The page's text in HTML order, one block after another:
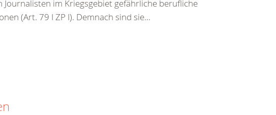
im Kriegsgebiet gefährliche berufliche
(Art. 79 I ZP I). Demnach sind sie...